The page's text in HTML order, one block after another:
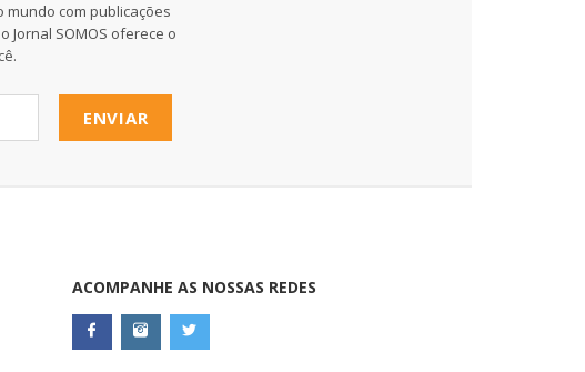
com publicações
SOMOS oferece o
ENVIAR
ACOMPANHE AS NOSSAS REDES